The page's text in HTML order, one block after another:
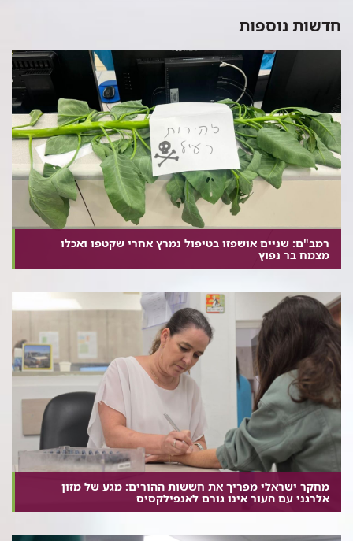
חדשות נוספות
רמב"ם: שניים אושפזו בטיפול נמרץ אחרי שקטפו ואכלו
מצמח בר נפוץ
מחקר ישראלי מפריך את חששות ההורים: מגע של מזון
אלרגני עם העור אינו גורם לאנפילקסיס